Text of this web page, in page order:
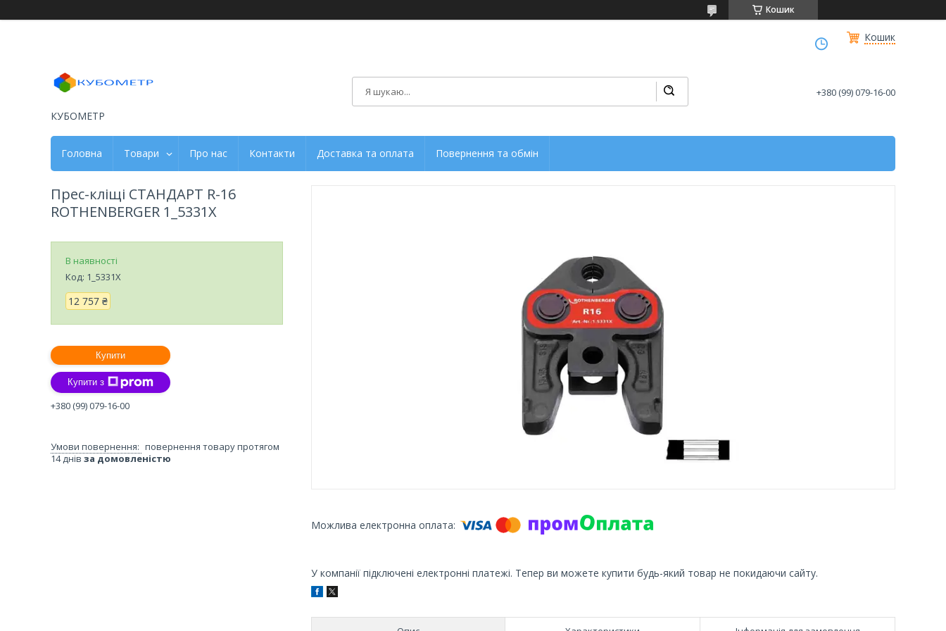
Кошик
Кошик
КУБОМЕТР
+380 (99) 079-16-00
Головна Товари Про нас Контакти Доставка та оплата Повернення та обмін
У компанії підключені електронні платежі. Тепер ви можете купити будь-який товар не покидаючи сайту.
Прес-кліщі СТАНДАРТ R-16
ROTHENBERGER 1_5331X
В наявності
Код: 1_5331X
12 757 ₴
Купити
Купити з
+380 (99) 079-16-00
повернення товару протягом
14 днів за домовленістю